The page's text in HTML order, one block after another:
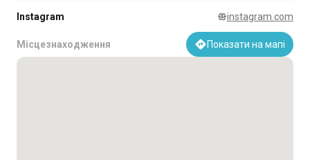
Instagram instagram.com
Місцезнаходження Показати на мапі